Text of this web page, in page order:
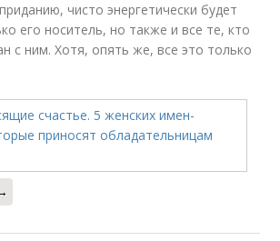
чисто энергетически будет
его носитель, но также и все те, кто
с ним. Хотя, опять же, все это только